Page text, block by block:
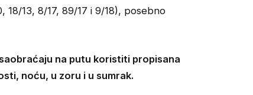
13, 8/17, 89/17 i 9/18), posebno
na putu koristiti propisana
noću, u zoru i u sumrak.